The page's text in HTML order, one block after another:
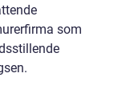
som